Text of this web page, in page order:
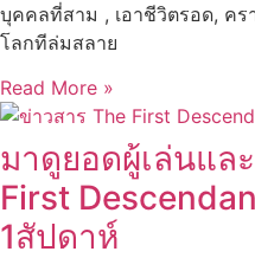
บุคคลที่สาม , เอาชีวิตรอด, คร
โลกทีล่มสลาย
Read More »
มาดูยอดผู้เล่นแล
First
1สัปดาห์